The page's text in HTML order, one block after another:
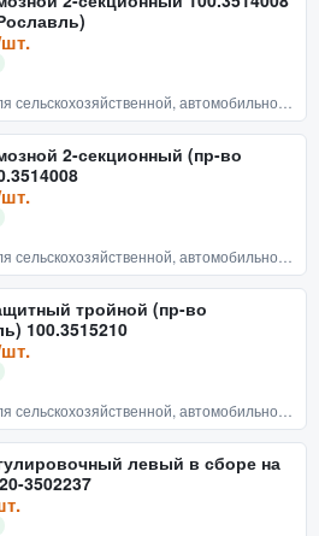
шт.
(пр-во
шт.
тройной (пр-во
100.3515210
шт.
левый в сборе на
3502237